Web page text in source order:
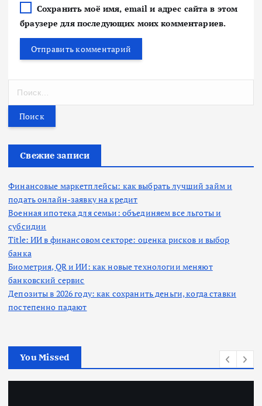
Сохранить моё имя, email и адрес сайта в этом
браузере для последующих моих комментариев.
т
Свежие записи
Финансовые маркетплейсы: как выбрать лучший займ и
подать онлайн-заявку на кредит
Военная ипотека для семьи: объединяем все льготы и
субсидии
Title: ИИ в финансовом секторе: оценка рисков и выбор
банка
Биометрия, QR и ИИ: как новые технологии меняют
банковский сервис
Депозиты в 2026 году: как сохранить деньги, когда ставки
постепенно падают
You Missed